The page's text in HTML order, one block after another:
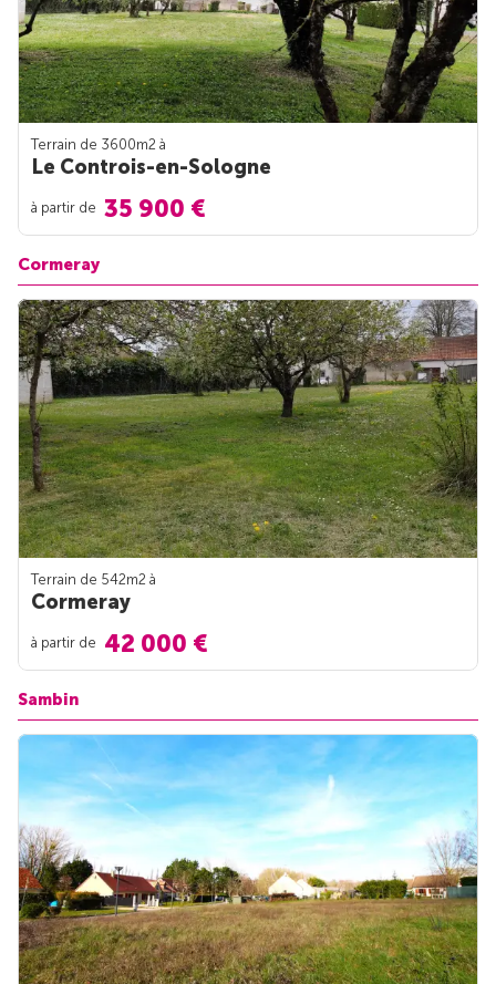
Terrain de 3600m2 à
Le Controis-en-Sologne
à partir de 35 900 €
Cormeray
Terrain de 542m2 à
Cormeray
à partir de 42 000 €
Sambin